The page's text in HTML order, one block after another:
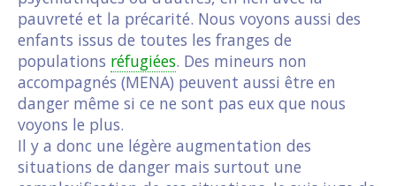
pauvreté et la précarité. Nous voyons aussi des
enfants issus de toutes les franges de
populations réfugiées. Des mineurs non
accompagnés (MENA) peuvent aussi être en
danger même si ce ne sont pas eux que nous
voyons le plus.
Il y a donc une légère augmentation des
situations de danger mais surtout une